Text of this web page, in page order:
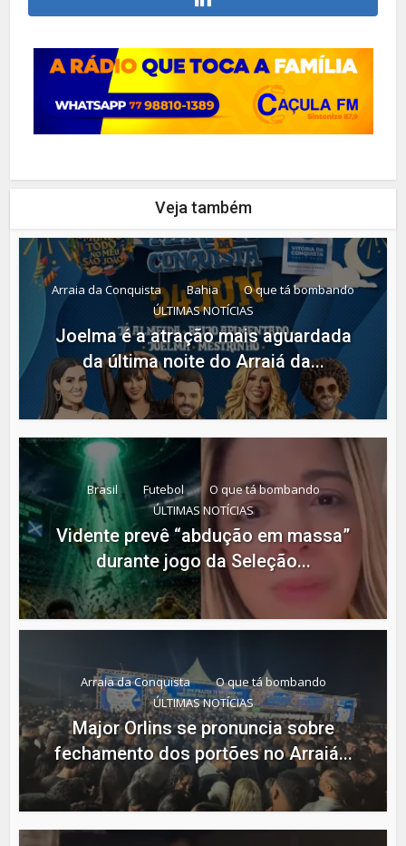
Veja também
Arraia da Conquista Bahia
O que tá bombando
ÚLTIMAS NOTÍCIAS
Joelma é a atração mais aguardada
da última noite do Arraiá da...
Brasil Futebol
O que tá bombando
ÚLTIMAS NOTÍCIAS
Vidente prevê “abdução em massa”
durante jogo da Seleção...
Arraia da Conquista
O que tá bombando
ÚLTIMAS NOTÍCIAS
Major Orlins se pronuncia sobre
fechamento dos portões no Arraiá...